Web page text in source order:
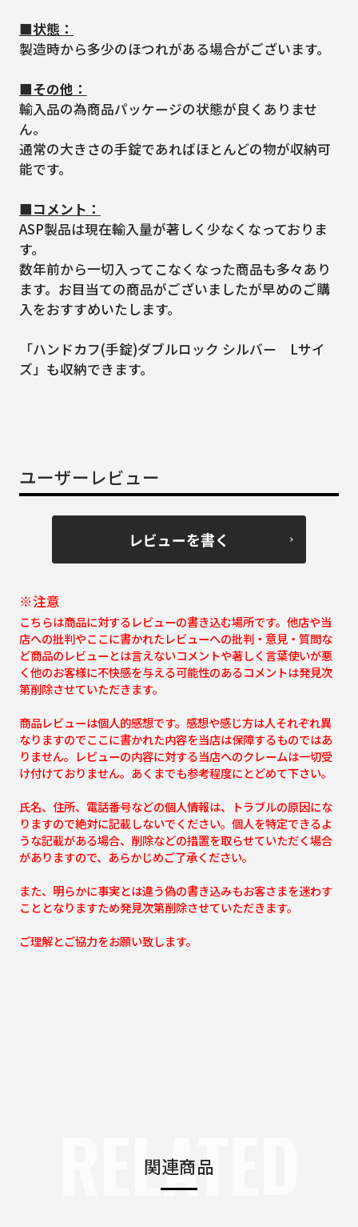
■状態：
製造時から多少のほつれがある場合がございます。
■その他：
輸入品の為商品パッケージの状態が良くありませ
ん。
通常の大きさの手錠であればほとんどの物が収納可
能です。
■コメント：
ASP製品は現在輸入量が著しく少なくなっておりま
す。
数年前から一切入ってこなくなった商品も多々あり
ます。お目当ての商品がございましたが早めのご購
入をおすすめいたします。
「ハンドカフ(手錠)ダブルロック シルバー Lサイ
ズ」も収納できます。
ユーザーレビュー
レビューを書く
※注意
こちらは商品に対するレビューの書き込む場所です。他店や当
店への批判やここに書かれたレビューへの批判・意見・質問な
ど商品のレビューとは言えないコメントや著しく言葉使いが悪
く他のお客様に不快感を与える可能性のあるコメントは発見次
第削除させていただきます。
商品レビューは個人的感想です。感想や感じ方は人それぞれ異
なりますのでここに書かれた内容を当店は保障するものではあ
りません。レビューの内容に対する当店へのクレームは一切受
け付けておりません。あくまでも参考程度にとどめて下さい。
氏名、住所、電話番号などの個人情報は、トラブルの原因にな
りますので絶対に記載しないでください。個人を特定できるよ
うな記載がある場合、削除などの措置を取らせていただく場合
がありますので、あらかじめご了承ください。
また、明らかに事実とは違う偽の書き込みもお客さまを迷わす
こととなりますため発見次第削除させていただきます。
ご理解とご協力をお願い致します。
関連商品
RELATED